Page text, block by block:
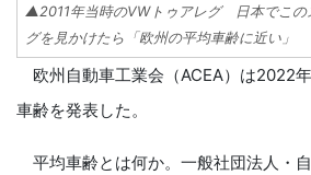
▲2011年当時のVWトゥアレグ 日本でこの
グを見かけたら「欧州の平均車齢に近い」
欧州自動車工業会（ACEA）は2022
車齢を発表した。
平均車齢とは何か。一般社団法人・